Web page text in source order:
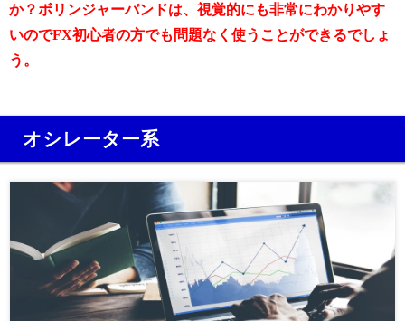
か？ボリンジャーバンドは、視覚的にも非常にわかりやす
いのでFX初心者の方でも問題なく使うことができるでしょ
う。
オシレーター系